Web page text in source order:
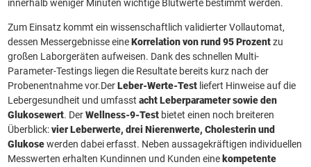
innerhalb weniger Minuten wichtige Blutwerte bestimmt werden.
Zum Einsatz kommt ein wissenschaftlich validierter Vollautomat,
dessen Messergebnisse eineKorrelation von rund 95 Prozentzu
großen Laborgeräten aufweisen. Dank des schnellen Multi-
Parameter-Testings liegen die Resultate bereits kurz nach der
Probenentnahme vor.DerLeber-Werte-Test liefert Hinweise auf die
Lebergesundheit und umfasst acht Leberparameter sowie den
Glukosewert. DerWellness-9-Test bietet einen noch breiteren
Überblick:vier Leberwerte, drei Nierenwerte, Cholesterin und
Glukosewerden dabei erfasst. Neben aussagekräftigen individuellen
Messwerten erhalten Kundinnen und Kunden eine kompetente